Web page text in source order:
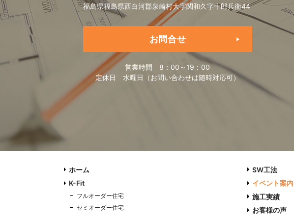
福島県福島県西白河郡泉崎村大字関和久字十郎兵衛44
お問合せ
営業時間 8：00～19：00
定休日 水曜日（お問い合わせは随時対応可）
ホーム
K-Fit
フルオーダー住宅
セミオーダー住宅
SW工法
イベント案内
施工実績
お客様の声